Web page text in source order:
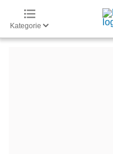
Kategorie